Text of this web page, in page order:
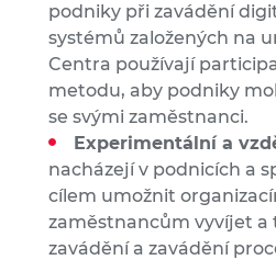
podniky při zavádění
systémů založených na
Centra používají
metodu, aby podniky
se svými zaměstnanci.
Experimentální a
nacházejí v podnicích a
cílem umožnit
zaměstnancům vyvíjet a
zavádění a zavádění